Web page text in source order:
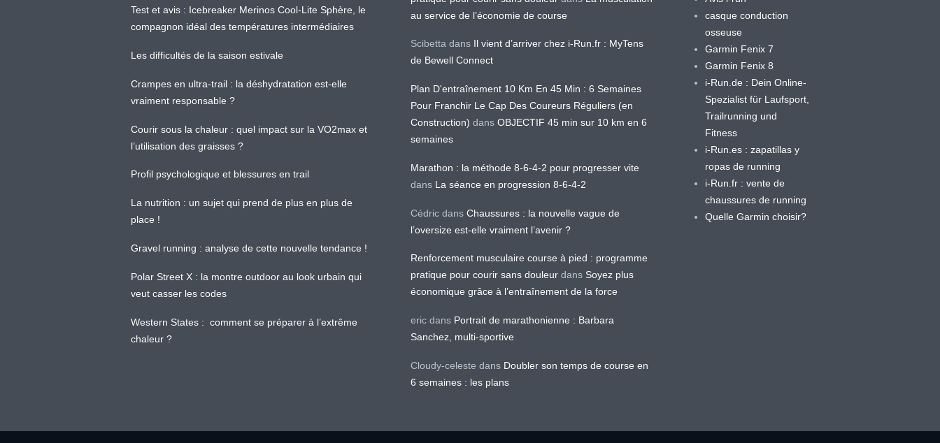
Test et avis : Icebreaker Merinos Cool-Lite Sphère, le
compagnon idéal des températures intermédiaires
Les difficultés de la saison estivale
Crampes en ultra-trail : la déshydratation est-elle
vraiment responsable ?
Courir sous la chaleur : quel impact sur la VO2max et
l’utilisation des graisses ?
Profil psychologique et blessures en trail
La nutrition : un sujet qui prend de plus en plus de
place !
Gravel running : analyse de cette nouvelle tendance !
Polar Street X : la montre outdoor au look urbain qui
veut casser les codes
Western States : comment se préparer à l’extrême
chaleur ?
au service de l’économie de course
Scibetta dans Il vient d’arriver chez i-Run.fr : MyTens
de Bewell Connect
Plan D'entraînement 10 Km En 45 Min : 6 Semaines
Pour Franchir Le Cap Des Coureurs Réguliers (en
Construction) dans OBJECTIF 45 min sur 10 km en 6
semaines
Marathon : la méthode 8-6-4-2 pour progresser vite
dans La séance en progression 8-6-4-2
Cédric dans Chaussures : la nouvelle vague de
l’oversize est-elle vraiment l’avenir ?
Renforcement musculaire course à pied : programme
pratique pour courir sans douleur dans Soyez plus
économique grâce à l’entraînement de la force
eric dans Portrait de marathonienne : Barbara
Sanchez, multi-sportive
Cloudy-celeste dans Doubler son temps de course en
6 semaines : les plans
casque conduction
osseuse
Garmin Fenix 7
Garmin Fenix 8
i-Run.de : Dein Online-
Spezialist für Laufsport,
Trailrunning und
Fitness
i-Run.es : zapatillas y
ropas de running
i-Run.fr : vente de
chaussures de running
Quelle Garmin choisir?